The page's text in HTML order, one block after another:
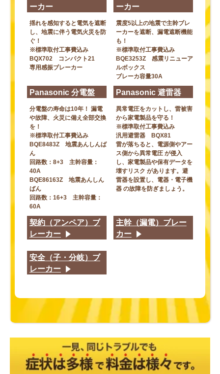
ーカー
揺れを感知すると電気を遮断
し、地震に伴う電気火災を防
ぐ！
※標準取付工事費込み
BQX702 コンパクト21
専用感振ブレーカー
ーカー
震度5以上の地震で主幹ブレ
ーカーを遮断、漏電遮断機能
も！
※標準取付工事費込み
BQE3253Z 感震リニューア
ルボックス
ブレーカ容量30A
Panasonic 分電盤
分電盤の寿命は10年！ 漏電
や故障、火災に備え全部交換
を！
※標準取付工事費込み
BQE8483Z 地震あんしんば
ん
回路数：8+3 主幹容量：
40A
BQE86163Z 地震あんしん
ばん
回路数：16+3 主幹容量：
60A
Panasonic 避雷器
異常電圧をカットし、雷被害
から家電製品を守る！
※標準取付工事費込み
汎用避雷器 BQX81
雷が落ちると、電源側やアー
ス側から異常電圧 が侵入
し、家電製品や保有データを
壊すリスク があります。避
雷器を設置し、電器・電子機
器 の故障を防ぎましょう。
契約（アンペア）ブ
レーカー
主幹（漏電）ブレー
カー
安全（子・分岐）ブ
レーカー